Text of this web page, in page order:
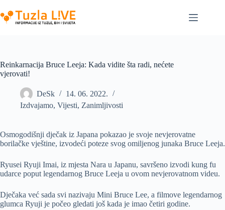
to
content
Reinkarnacija Bruce Leeja: Kada vidite šta radi, nećete
vjerovati!
DeSk
14. 06. 2022.
Izdvajamo, Vijesti, Zanimljivosti
Osmogodišnji dječak iz Japana pokazao je svoje nevjerovatne
borilačke vještine, izvodeći poteze svog omiljenog junaka Bruce Leeja.
Ryusei Ryuji Imai, iz mjesta Nara u Japanu, savršeno izvodi kung fu
udarce poput legendarnog Bruce Leeja u ovom nevjerovatnom videu.
Dječaka već sada svi nazivaju Mini Bruce Lee, a filmove legendarnog
glumca Ryuji je počeo gledati još kada je imao četiri godine.